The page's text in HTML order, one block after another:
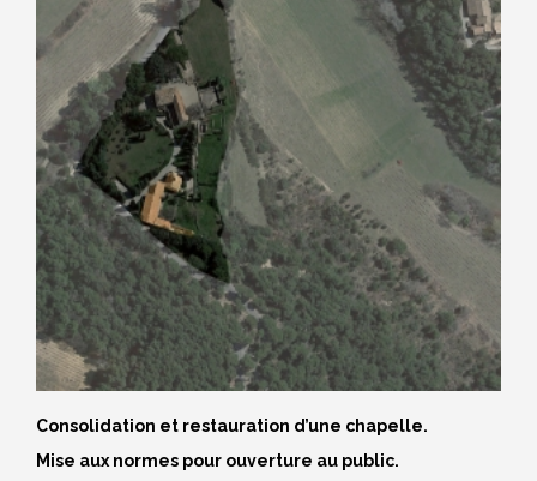
Consolidation et restauration d’une chapelle.
Mise aux normes pour ouverture au public.